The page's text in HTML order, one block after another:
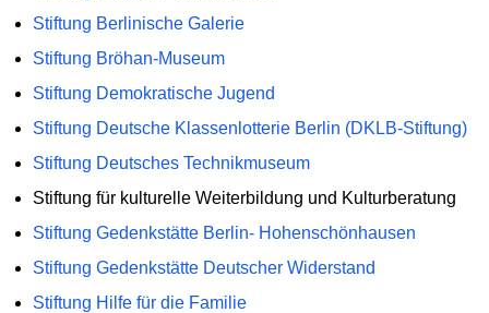
Stiftung Berlinische Galerie
Stiftung Bröhan-Museum
Stiftung Demokratische Jugend
Stiftung Deutsche Klassenlotterie Berlin (DKLB-Stiftung)
Stiftung Deutsches Technikmuseum
Stiftung für kulturelle Weiterbildung und Kulturberatung
Stiftung Gedenkstätte Berlin- Hohenschönhausen
Stiftung Gedenkstätte Deutscher Widerstand
Stiftung Hilfe für die Familie